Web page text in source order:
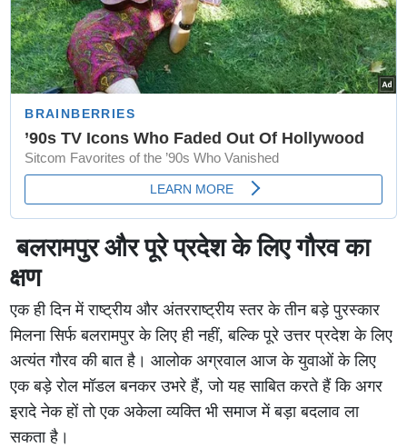
बलरामपुर और पूरे प्रदेश के लिए गौरव का
क्षण
एक ही दिन में राष्ट्रीय और अंतरराष्ट्रीय स्तर के तीन बड़े पुरस्कार
मिलना सिर्फ बलरामपुर के लिए ही नहीं, बल्कि पूरे उत्तर प्रदेश के लिए
अत्यंत गौरव की बात है। आलोक अग्रवाल आज के युवाओं के लिए
एक बड़े रोल मॉडल बनकर उभरे हैं, जो यह साबित करते हैं कि अगर
इरादे नेक हों तो एक अकेला व्यक्ति भी समाज में बड़ा बदलाव ला
सकता है।